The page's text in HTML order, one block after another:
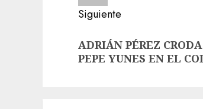
Siguiente
Siguiente
entrada:
ADRIÁN PÉREZ
PEPE YUNES EN EL